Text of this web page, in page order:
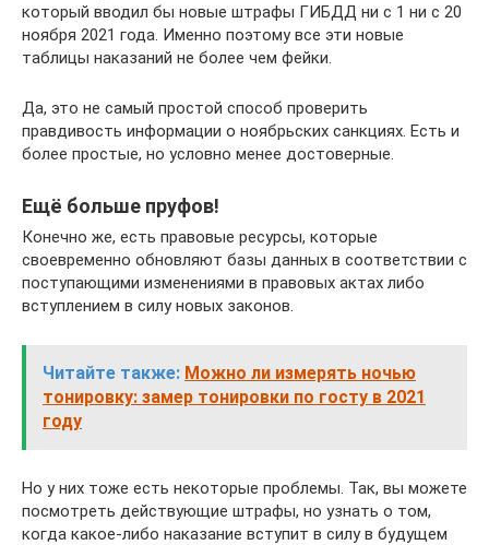
который вводил бы новые штрафы ГИБДД ни с 1 ни с 20
ноября 2021 года. Именно поэтому все эти новые
таблицы наказаний не более чем фейки.
Да, это не самый простой способ проверить
правдивость информации о ноябрьских санкциях. Есть и
более простые, но условно менее достоверные.
Ещё больше пруфов!
Конечно же, есть правовые ресурсы, которые
своевременно обновляют базы данных в соответствии с
поступающими изменениями в правовых актах либо
вступлением в силу новых законов.
Читайте также: Можно ли измерять ночью
тонировку: замер тонировки по госту в 2021
году
Но у них тоже есть некоторые проблемы. Так, вы можете
посмотреть действующие штрафы, но узнать о том,
когда какое-либо наказание вступит в силу в будущем